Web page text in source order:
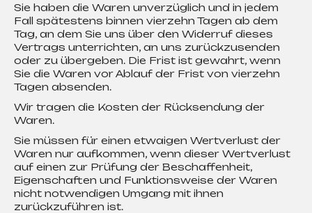
Sie haben die Waren unverzüglich und in jedem
Fall spätestens binnen vierzehn Tagen ab dem
Tag, an dem Sie uns über den Widerruf dieses
Vertrags unterrichten, an uns zurückzusenden
oder zu übergeben. Die Frist ist gewahrt, wenn
Sie die Waren vor Ablauf der Frist von vierzehn
Tagen absenden.
Wir tragen die Kosten der Rücksendung der
Waren.
Sie müssen für einen etwaigen Wertverlust der
Waren nur aufkommen, wenn dieser Wertverlust
auf einen zur Prüfung der Beschaffenheit,
Eigenschaften und Funktionsweise der Waren
nicht notwendigen Umgang mit ihnen
zurückzuführen ist.